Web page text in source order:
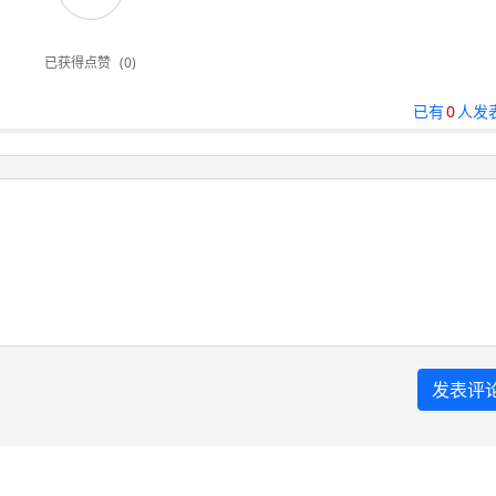
已获得点赞 (0)
已有0人发